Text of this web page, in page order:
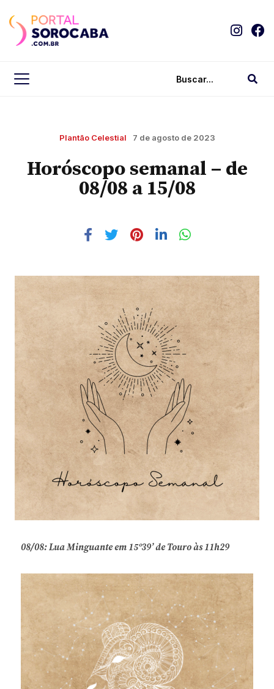
Plantão Celestial 7 de agosto de 2023
Horóscopo semanal – de
08/08 a 15/08
08/08: Lua Minguante em 15º39’ de Touro às 11h29